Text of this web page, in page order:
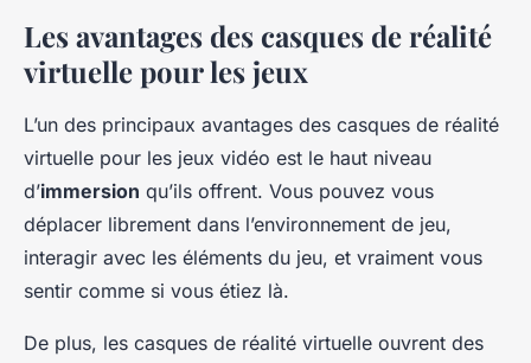
Les avantages des casques de réalité
virtuelle pour les jeux
L’un des principaux avantages des casques de réalité
virtuelle pour les jeux vidéo est le haut niveau
d’immersion qu’ils offrent. Vous pouvez vous
déplacer librement dans l’environnement de jeu,
interagir avec les éléments du jeu, et vraiment vous
sentir comme si vous étiez là.
De plus, les casques de réalité virtuelle ouvrent des